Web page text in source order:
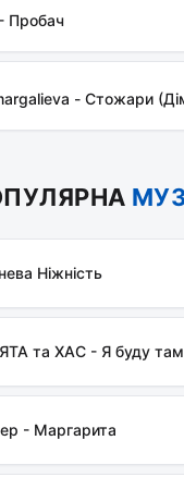
Пробач
- Стожари
Ніжність
та ХАС - Я буду там
- Маргарита